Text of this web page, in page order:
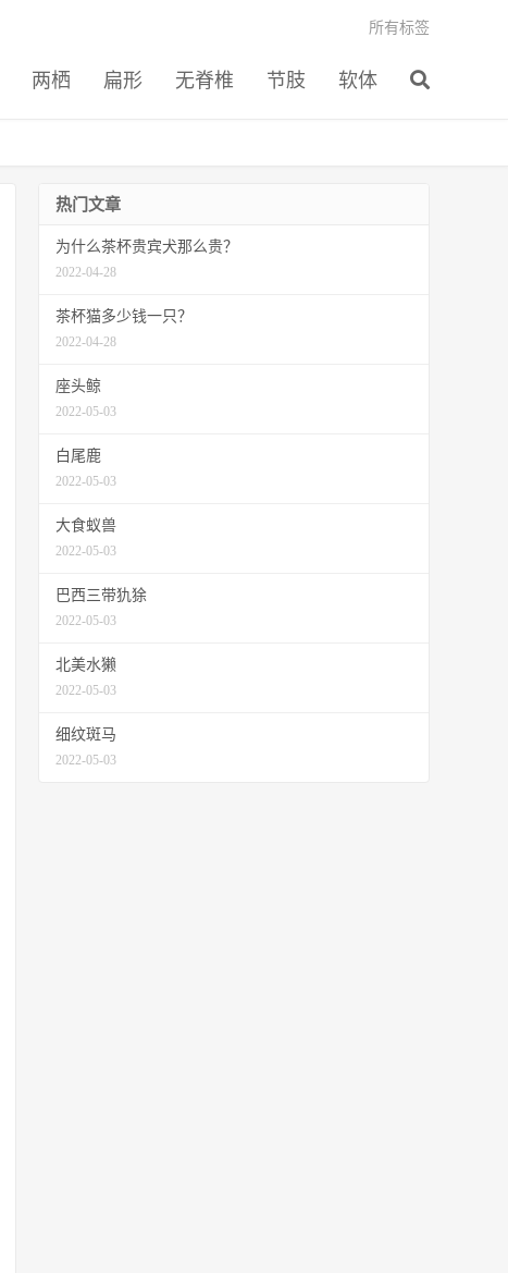
两栖 扁形 无脊椎 节肢 软体
所有标签
热门文章
为什么茶杯贵宾犬那么贵？
2022-04-28
茶杯猫多少钱一只？
2022-04-28
座头鲸
2022-05-03
白尾鹿
2022-05-03
大食蚁兽
2022-05-03
巴西三带犰狳
2022-05-03
北美水獭
2022-05-03
细纹斑马
2022-05-03